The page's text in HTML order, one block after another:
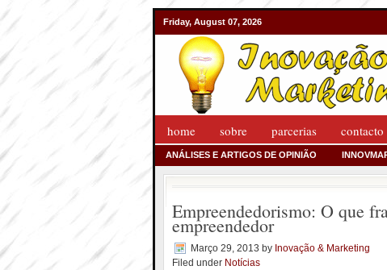
Friday, August 07, 2026
home sobre parcerias contacto
ANÁLISES E ARTIGOS DE OPINIÃO
Empreendedorismo: O que
empreendedor
Março 29, 2013 by Inovação & Marketing
Filed under Notícias